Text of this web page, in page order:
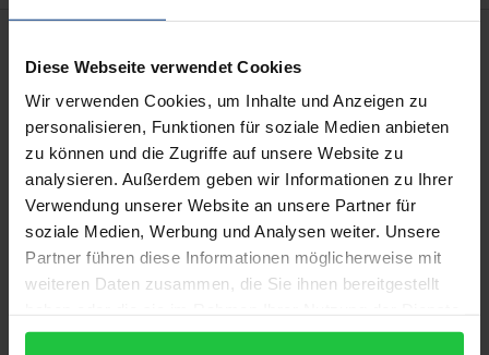
Diese Webseite verwendet Cookies
Wir verwenden Cookies, um Inhalte und Anzeigen zu
personalisieren, Funktionen für soziale Medien anbieten
zu können und die Zugriffe auf unsere Website zu
analysieren. Außerdem geben wir Informationen zu Ihrer
Verwendung unserer Website an unsere Partner für
soziale Medien, Werbung und Analysen weiter. Unsere
Partner führen diese Informationen möglicherweise mit
weiteren Daten zusammen, die Sie ihnen bereitgestellt
gesammelt haben.
(Black) Metal rezipiert eine Bricolage aus
Satanismus, (nord-)germanischen Mythen,
völkischer Weltanschauung und Nietzsches
Philosophie des „Übermenschen“. Dabei lassen sich
im Umgang mit dem altnordischen Mythos
unterschiedliche Muster erkennen. Der (scheinbar)
intentionslosen, ›trivialen‹ Inszenierung als